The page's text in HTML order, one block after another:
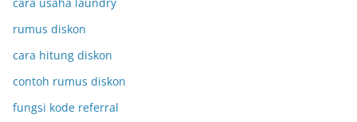
rumus diskon
cara hitung diskon
contoh rumus diskon
fungsi kode referral